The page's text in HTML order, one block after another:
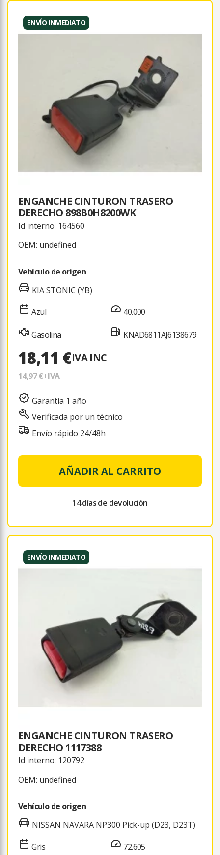
ENVÍO INMEDIATO
ENGANCHE CINTURON TRASERO
DERECHO 898B0H8200WK
Id interno: 164560
OEM: undefined
Vehículo de origen
KIA STONIC (YB)
Azul
Gasolina
40.000
KNAD6811AJ6138679
18,11 €IVA INC
14,97 €+IVA
Garantía 1 año
Verificada por un técnico
Envío rápido 24/48h
AÑADIR AL CARRITO
14 días de devolución
ENVÍO INMEDIATO
ENGANCHE CINTURON TRASERO
DERECHO 1117388
Id interno: 120792
OEM: undefined
Vehículo de origen
NISSAN NAVARA NP300 Pick-up (D23, D23T)
Gris
72.605